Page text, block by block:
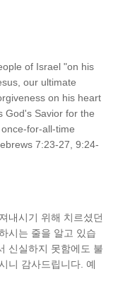
of Israel "on his
our ultimate
on his heart
God's Savior for the
for-all-time
7:23-27, 9:24-
내시기 위해 치르셨던
시는 줄을 알고 있습
신실하지 못함에도 불
니 감사드립니다. 예